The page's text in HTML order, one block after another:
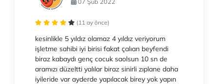
(11 ay önce)
kesinlikle 5 yıldız olamaz 4 yıldız veriyorum
işletme sahibi iyi birisi fakat çalıan beyfendi
biraz kabaydı genç cocuk saolsun 10 sn de
aramızı düzeltti yalılar biraz sinirli zıplane daha
iyileride var ayderde yapılacak birey yok yapın